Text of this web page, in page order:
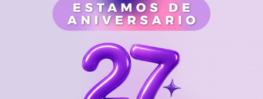
Los correctores HD Pro de L.A. Girl son de alta cobertura,
textura cremosa y ligera con acabado mate. Su fórmula de
larga duración cubre diferentes tipos de imperfecciones y
minimizan líneas de expresión, unificando el tono de la piel con
un acabado natural. Además, contienen extracto de